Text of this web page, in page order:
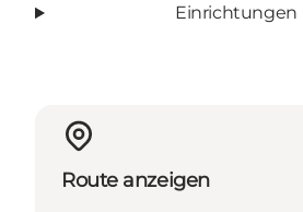
Einrichtungen
Route anzeigen